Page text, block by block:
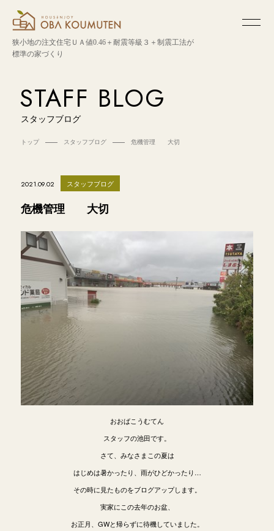
狭小地の注文住宅ＵＡ値0.46＋耐震等級３＋制震工法が
標準の家づくり
STAFF BLOG
スタッフブログ
トップ スタッフブログ 危機管理 大切
2021.09.02 スタッフブログ
危機管理 大切
おおばこうむてん
スタッフの池田です。
さて、みなさまこの夏は
はじめは暑かったり、雨がひどかったり…
その時に見たものをブログアップします。
実家にこの去年のお盆、
お正月、GWと帰らずに待機していました。